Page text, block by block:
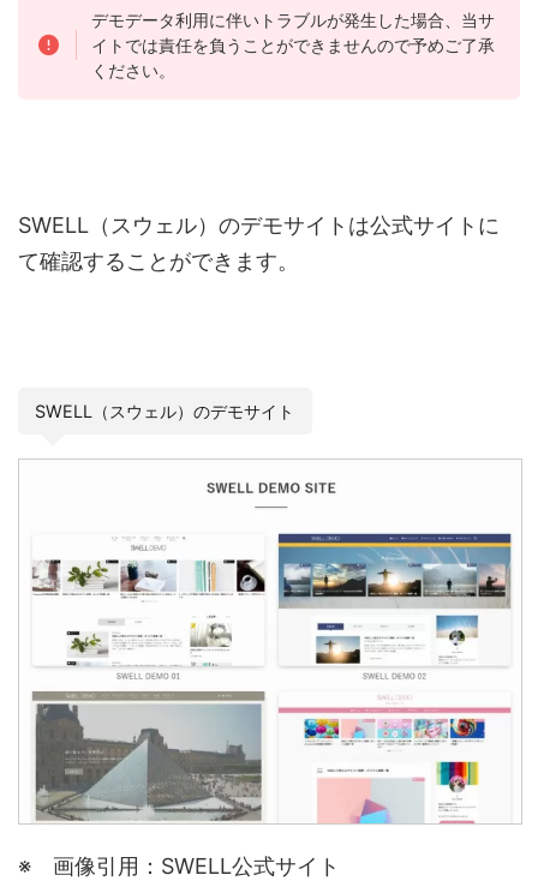
デモデータ利用に伴いトラブルが発生した場合、当サ
イトでは責任を負うことができませんので予めご了承
ください。
SWELL（スウェル）のデモサイトは公式サイトに
て確認することができます。
SWELL（スウェル）のデモサイト
※ 画像引用：SWELL公式サイト